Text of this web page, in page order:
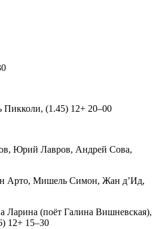
(1.45) 12+ 20–00
Юрий Лавров, Андрей Сова,
Арто, Мишель Симон, Жан д’Ид,
(поёт Галина Вишневская),
12+ 15–30